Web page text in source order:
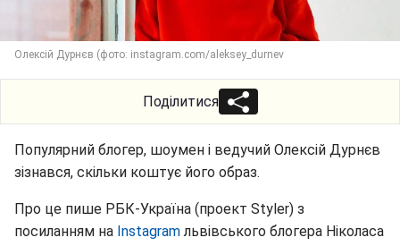
Олексій Дурнєв (фото: instagram.com/aleksey_durnev
Поділитися
Популярний блогер, шоумен і ведучий Олексій Дурнєв
зізнався, скільки коштує його образ.
Про це пише РБК-Україна (проект Styler) з
посиланням на Instagramльвівського блогера Ніколаса